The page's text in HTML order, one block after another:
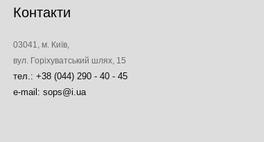
Контакти
03041, м. Київ,
вул. Горіхуватський шлях, 15
тел.: +38 (044) 290 - 40 - 45
e-mail: sops@i.ua